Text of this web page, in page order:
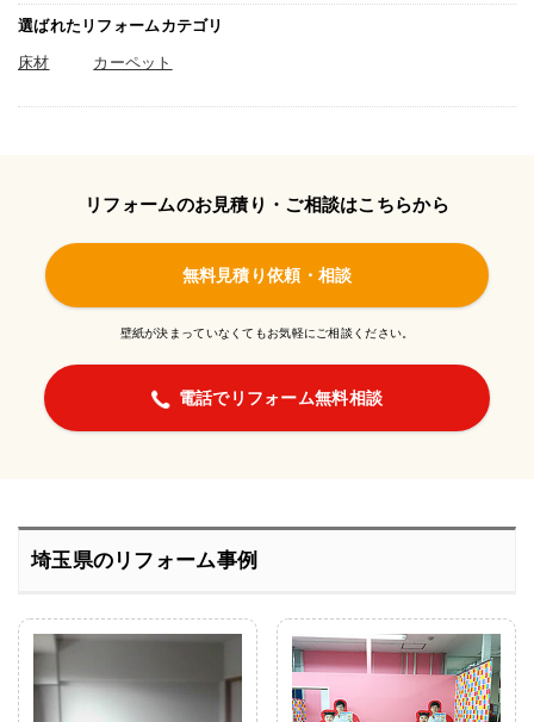
選ばれたリフォームカテゴリ
床材 カーペット
リフォームのお見積り・ご相談はこちらから
無料見積り依頼・相談
壁紙が決まっていなくてもお気軽にご相談ください。
電話でリフォーム無料相談
埼玉県のリフォーム事例